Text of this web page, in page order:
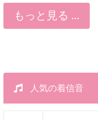
もっと見る ...
人気の着信音